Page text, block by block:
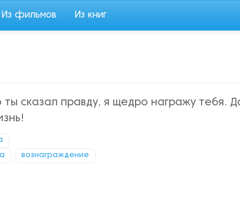
Из фильмов Из книг
ты сказал правду, я щедро награжу тебя.
вознаграждение